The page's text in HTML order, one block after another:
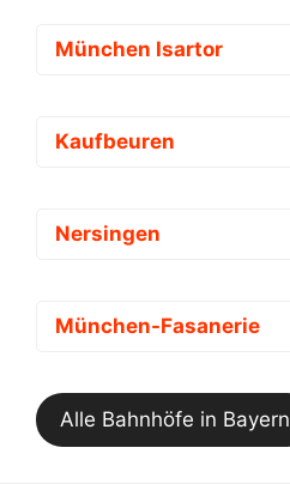
München Isartor
Kaufbeuren
Nersingen
München-Fasanerie
Alle Bahnhöfe in Bayern